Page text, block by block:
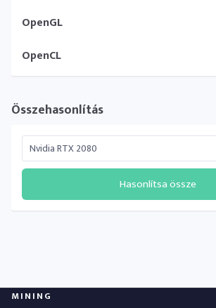
OpenGL
OpenCL
Összehasonlítás
Hasonlítsa össze
MINING